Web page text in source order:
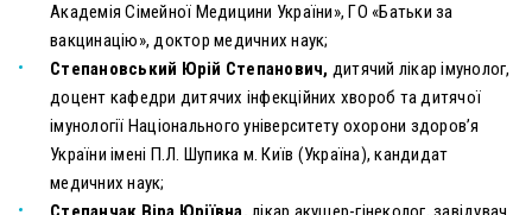
Академія Сімейної Медицини України», ГО «Батьки за
вакцинацію», доктор медичних наук;
Степановський Юрій Степанович, дитячий лікар імунолог,
доцент кафедри дитячих інфекційних хвороб та дитячої
імунології Національного університету охорони здоров’я
України імені П.Л. Шупика м. Київ (Україна), кандидат
медичних наук;